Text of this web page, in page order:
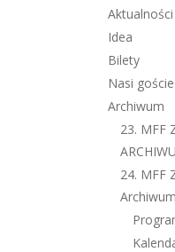
Aktualności
Idea
Bilety
Nasi goście
Archiwum
23. MFF
24. MFF
Archiwum